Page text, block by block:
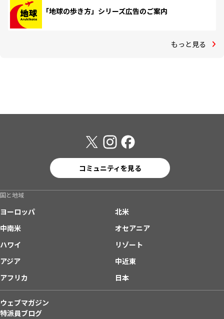
「地球の歩き方」シリーズ広告のご案内
もっと見る
コミュニティを見る
国と地域
ヨーロッパ
北米
中南米
オセアニア
ハワイ
リゾート
アジア
中近東
アフリカ
日本
ウェブマガジン
特派員ブログ